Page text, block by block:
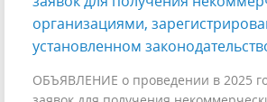
организациями,
установленном
ОБЪЯВЛЕНИЕ о проведении в 2025